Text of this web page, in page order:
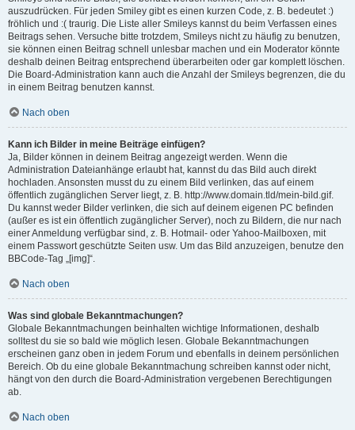
auszudrücken. Für jeden Smiley gibt es einen kurzen Code, z. B. bedeutet :)
fröhlich und :( traurig. Die Liste aller Smileys kannst du beim Verfassen eines
Beitrags sehen. Versuche bitte trotzdem, Smileys nicht zu häufig zu benutzen,
sie können einen Beitrag schnell unlesbar machen und ein Moderator könnte
deshalb deinen Beitrag entsprechend überarbeiten oder gar komplett löschen.
Die Board-Administration kann auch die Anzahl der Smileys begrenzen, die du
in einem Beitrag benutzen kannst.
Nach oben
Kann ich Bilder in meine Beiträge einfügen?
Ja, Bilder können in deinem Beitrag angezeigt werden. Wenn die
Administration Dateianhänge erlaubt hat, kannst du das Bild auch direkt
hochladen. Ansonsten musst du zu einem Bild verlinken, das auf einem
öffentlich zugänglichen Server liegt, z. B. http://www.domain.tld/mein-bild.gif.
Du kannst weder Bilder verlinken, die sich auf deinem eigenen PC befinden
(außer es ist ein öffentlich zugänglicher Server), noch zu Bildern, die nur nach
einer Anmeldung verfügbar sind, z. B. Hotmail- oder Yahoo-Mailboxen, mit
einem Passwort geschützte Seiten usw. Um das Bild anzuzeigen, benutze den
BBCode-Tag „[img]“.
Nach oben
Was sind globale Bekanntmachungen?
Globale Bekanntmachungen beinhalten wichtige Informationen, deshalb
solltest du sie so bald wie möglich lesen. Globale Bekanntmachungen
erscheinen ganz oben in jedem Forum und ebenfalls in deinem persönlichen
Bereich. Ob du eine globale Bekanntmachung schreiben kannst oder nicht,
hängt von den durch die Board-Administration vergebenen Berechtigungen
ab.
Nach oben